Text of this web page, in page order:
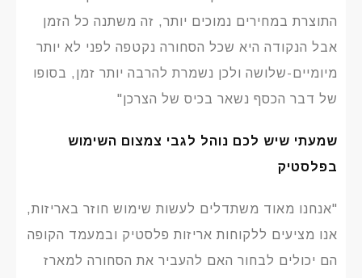
התוצרת במחירים נמוכים יותר, זה משתנה כל הזמן
אבל הנקודה היא שכל הסחורה נקטפה לפני לא יותר
מיומיים-שלושה ולכן נשמרת להרבה יותר זמן, בסופו
של דבר הכסף נשאר בכיס של הצרכן"
שמעתי שיש לכם נוהל לגבי צמצום השימוש
בפלסטיק
"אנחנו מאוד משתדלים לעשות שימוש חוזר באריזות,
אנו מציעים ללקוחות אריזות פלסטיק ובמעמד הקופה
הם יכולים לבחור האם להעביר את הסחורה למארז